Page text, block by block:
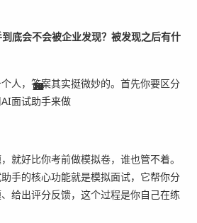
16
15
12
13
13
3
3
3
11
15
底会不会被企业发现？被发现之后有什
人，答案其实挺微妙的。首先你要区分
面试助手来做
就好比你考前做模拟卷，谁也管不着。
手的核心功能就是模拟面试，它帮你分
给出评分反馈，这个过程是你自己在练
3
21
13
3
3
3
3
8
20
1
15